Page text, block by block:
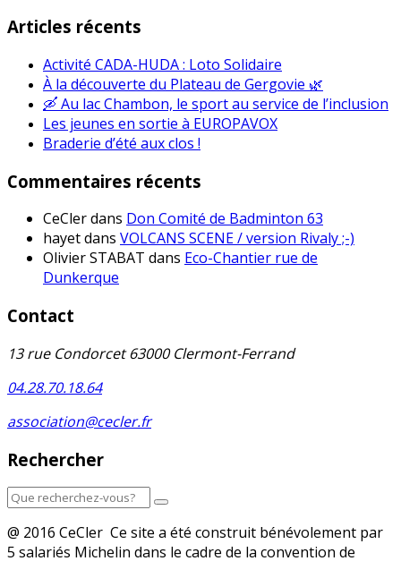
Articles récents
Activité CADA-HUDA : Loto Solidaire
À la découverte du Plateau de Gergovie 🌿
🛶 Au lac Chambon, le sport au service de l’inclusion
Les jeunes en sortie à EUROPAVOX
Braderie d’été aux clos !
Commentaires récents
CeClerdans Don Comité de Badminton 63
hayetdans VOLCANS SCENE / version Rivaly ;-)
Olivier STABAT dans Eco-Chantier rue de
Dunkerque
Contact
13 rue Condorcet 63000 Clermont-Ferrand
04.28.70.18.64
association@cecler.fr
Rechercher
@ 2016 CeCler Ce site a été construit bénévolement par
5 salariés Michelin dans le cadre de la convention de